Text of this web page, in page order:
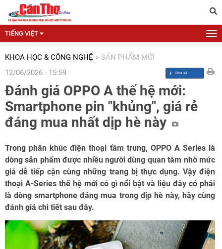
TIẾNG VIỆT
KHOA HỌC & CÔNG NGHỆ > SẢN PHẨM MỚI
12/06/2026 - 15:59
Đánh giá OPPO A thế hệ mới:
Smartphone pin "khủng", giá rẻ
đáng mua nhất dịp hè này
Trong phân khúc điện thoại tầm trung, OPPO A Series là
dòng sản phẩm được nhiều người dùng quan tâm nhờ mức
giá dễ tiếp cận cùng những trang bị thực dụng. Vậy điện
thoại A-Series thế hệ mới có gì nổi bật và liệu đây có phải
là dòng smartphone đáng mua trong dịp hè này, hãy cùng
đánh giá chi tiết sau đây.